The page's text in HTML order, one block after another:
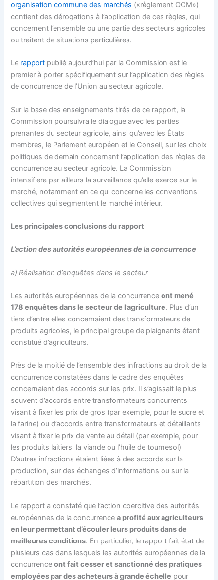
organisation commune des marchés («règlement OCM»)
contient des dérogations à l’application de ces règles, qui
concernent l’ensemble ou une partie des secteurs agricoles
ou traitent de situations particulières.
Le rapport publié aujourd’hui par la Commission est le
premier à porter spécifiquement sur l’application des règles
de concurrence de l’Union au secteur agricole.
Sur la base des enseignements tirés de ce rapport, la
Commission poursuivra le dialogue avec les parties
prenantes du secteur agricole, ainsi qu’avec les États
membres, le Parlement européen et le Conseil, sur les choix
politiques de demain concernant l’application des règles de
concurrence au secteur agricole. La Commission
intensifiera par ailleurs la surveillance qu’elle exerce sur le
marché, notamment en ce qui concerne les conventions
collectives qui segmentent le marché intérieur.
Les principales conclusions du rapport
L’action des autorités européennes de la concurrence
a) Réalisation d’enquêtes dans le secteur
Les autorités européennes de la concurrenceont mené
178 enquêtes dans le secteur de l’agriculture. Plus d’un
tiers d’entre elles concernaient des transformateurs de
produits agricoles, le principal groupe de plaignants étant
constitué d’agriculteurs.
Près de la moitié de l’ensemble des infractions au droit de la
concurrence constatées dans le cadre des enquêtes
concernaient des accords sur les prix. Il s’agissait le plus
souvent d’accords entre transformateurs concurrents
visant à fixer les prix de gros (par exemple, pour le sucre et
la farine) ou d’accords entre transformateurs et détaillants
visant à fixer le prix de vente au détail (par exemple, pour
les produits laitiers, la viande ou l’huile de tournesol).
D’autres infractions étaient liées à des accords sur la
production, sur des échanges d’informations ou sur la
répartition des marchés.
Le rapport a constaté que l’action coercitive des autorités
européennes de la concurrencea profité aux agriculteurs
en leur permettant d’écouler leurs produits dans de
meilleures conditions. En particulier, le rapport fait état de
plusieurs cas dans lesquels les autorités européennes de la
concurrenceont fait cesser et sanctionné des pratiques
employées par des acheteurs à grande échelle pour